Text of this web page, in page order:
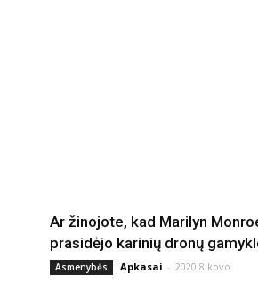
Ar žinojote, kad Marilyn
prasidėjo karinių dronų
Asmenybės Apkasai - 2020 8 kovo